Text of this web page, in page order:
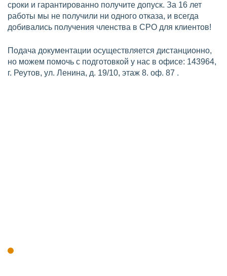
сроки и гарантированно получите допуск. За 16 лет
работы мы не получили ни одного отказа, и всегда
добивались получения членства в СРО для клиентов!
Подача документации осуществляется дистанционно,
но можем помочь с подготовкой у нас в офисе: 143964,
г. Реутов, ул. Ленина, д. 19/10, этаж 8. оф. 87 .